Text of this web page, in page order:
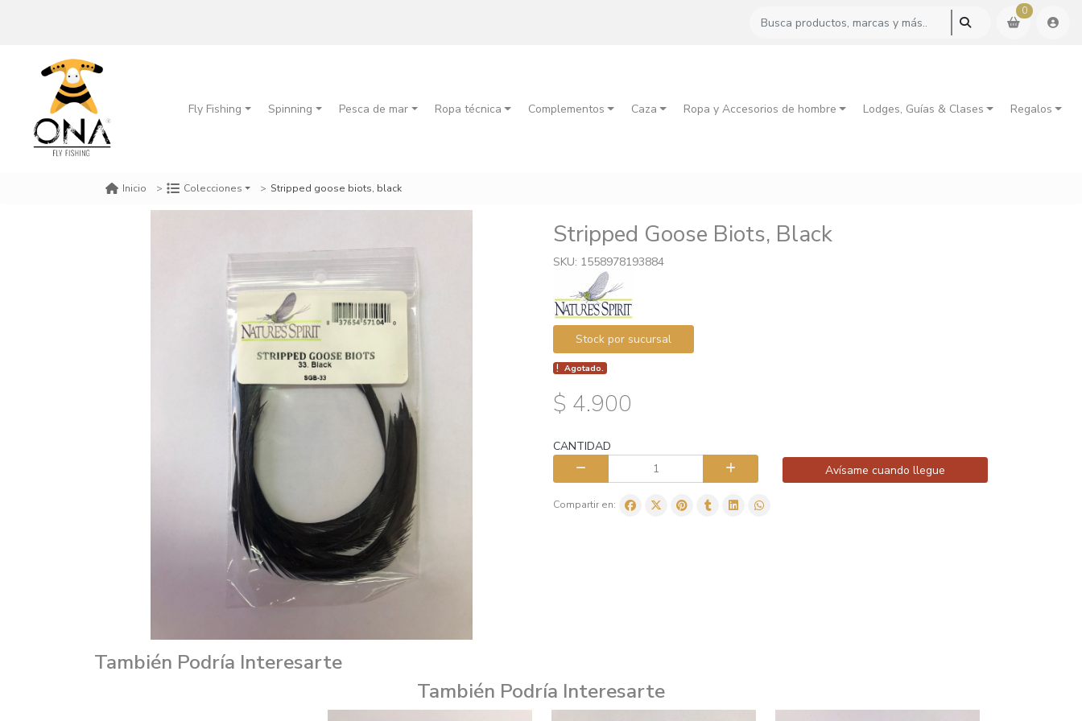
0
Fly Fishing Spinning Pesca de mar Ropa técnica Complementos Caza Ropa y Accesorios de hombre Lodges, Guías & Clases Regalos
Inicio Colecciones Stripped goose biots, black
Stripped Goose Biots, Black
SKU: 1558978193884
Stock por sucursal
Agotado.
$ 4.900
CANTIDAD
Avísame cuando llegue
Compartir en:
También Podría Interesarte
También Podría Interesarte